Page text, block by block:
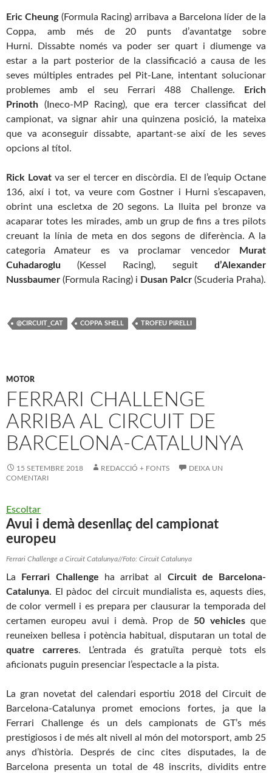
Eric Cheung(Formula Racing) arribava a Barcelona líder de la
Coppa, amb més de 20 punts d’avantatge sobre
Hurni. Dissabte només va poder ser quart i diumenge va
estar a la part posterior de la classificació a causa de les
seves múltiples entrades pel Pit-Lane, intentant solucionar
problemes amb el seu Ferrari 488 Challenge.
Erich
Prinoth (Ineco-MP Racing), que era tercer classificat del
campionat, va signar ahir una quinzena posició, la mateixa
que va aconseguir dissabte, apartant-se així de les seves
opcions al títol.
Rick Lovat va ser el tercer en discòrdia. El de l’equip Octane
136, així i tot, va veure com Gostner i Hurni s’escapaven,
obrint una escletxa de 20 segons. La lluita pel bronze va
acaparar totes les mirades, amb un grup de fins a tres pilots
creuant la línia de meta en dos segons de diferència. A la
categoria Amateur es va proclamar vencedor
Murat
Cuhadaroglu (Kessel Racing), seguit d’Alexander
Nussbaumer (Formula Racing) i Dusan Palcr (Scuderia Praha).
@CIRCUIT_CAT COPPA SHELL TROFEU PIRELLI
MOTOR
FERRARI CHALLENGE
ARRIBA AL CIRCUIT DE
BARCELONA-CATALUNYA
15 SETEMBRE 2018 REDACCIÓ + FONTS
DEIXA UN
COMENTARI
Escoltar
Avui i demà desenllaç del campionat
europeu
Ferrari Challenge a Circuit Catalunya//Foto: Circuit Catalunya
La Ferrari Challenge ha arribat al Circuit de Barcelona-
Catalunya. El pàdoc del circuit mundialista es, aquests dies,
de color vermell i es prepara per clausurar la temporada del
certamen europeu avui i demà. Prop de 50 vehiclesque
reuneixen bellesa i potència habitual, disputaran un total de
quatre carreres. L’entrada és gratuïta perquè tots els
aficionats puguin presenciar l’espectacle a la pista.
La gran novetat del calendari esportiu 2018 del Circuit de
Barcelona-Catalunya promet emocions fortes, ja que la
Ferrari Challenge és un dels campionats de GT’s més
prestigiosos i de més alt nivell al món del motorsport, amb 25
anys d’història. Després de cinc cites disputades, la de
Barcelona presenta un total de 48 inscrits, dividits entre